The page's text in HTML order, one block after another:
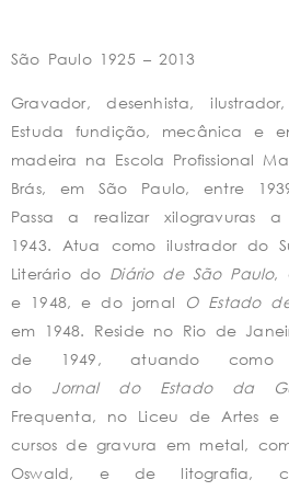
São Paulo 1925 – 2013
Gravador, desenhista, ilustrador,
Estuda fundição, mecânica e
madeira na Escola Profissional
Brás, em São Paulo, entre
Passa a realizar xilogravuras
1943. Atua como ilustrador do
Literário do Diário de São Paulo,
e 1948, e do jornal
O Estado
em 1948. Reside no Rio de
de 1949, atuando como
do Jornal do Estado da
Frequenta, no Liceu de Artes e
cursos de gravura em metal,
Oswald, e de litografia,